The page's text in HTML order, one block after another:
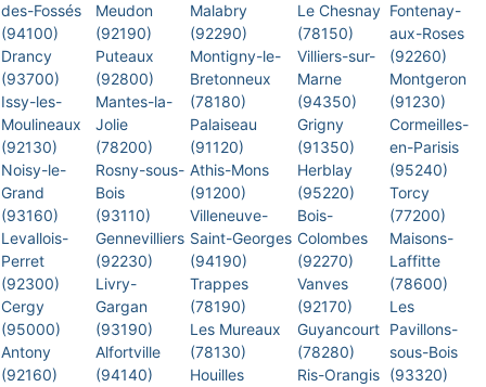
des-Fossés
(94100)
Drancy
(93700)
Issy-les-
Moulineaux
(92130)
Noisy-le-
Grand
(93160)
Levallois-
Perret
(92300)
Cergy
(95000)
Antony
(92160)
Meudon
(92190)
Puteaux
(92800)
Mantes-la-
Jolie
(78200)
Rosny-sous-
Bois
(93110)
Gennevilliers
(92230)
Livry-
Gargan
(93190)
Alfortville
(94140)
Malabry
(92290)
Montigny-le-
Bretonneux
(78180)
Palaiseau
(91120)
Athis-Mons
(91200)
Villeneuve-
Saint-Georges
(94190)
Trappes
(78190)
Les Mureaux
(78130)
Houilles
Le Chesnay
(78150)
Villiers-sur-
Marne
(94350)
Grigny
(91350)
Herblay
(95220)
Bois-
Colombes
(92270)
Vanves
(92170)
Guyancourt
(78280)
Ris-Orangis
Fontenay-
aux-Roses
(92260)
Montgeron
(91230)
Cormeilles-
en-Parisis
(95240)
Torcy
(77200)
Maisons-
Laffitte
(78600)
Les
Pavillons-
sous-Bois
(93320)